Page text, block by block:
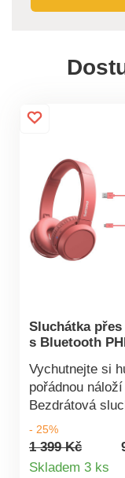
Sluchátka
s Bluetooth
Vychutnejte si
pořádnou
Bezdrátová
přes hlavu
vybavené
zvýraznění basů
- 25%
1 399 Kč
Skladem 3 ks